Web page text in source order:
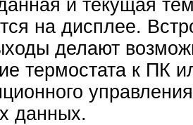
и текущая
на дисплее.
делают
термостата к ПК
данных.